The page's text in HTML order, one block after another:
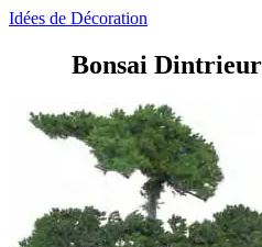
Idées de Décoration
Bonsai